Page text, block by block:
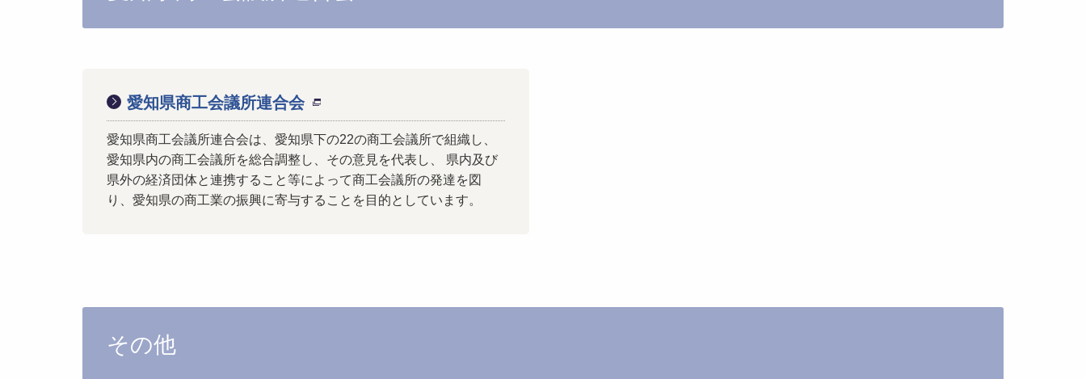
愛知県商工会議所連合会
愛知県商工会議所連合会は、愛知県下の22の商工会議所で組織し、
愛知県内の商工会議所を総合調整し、その意見を代表し、 県内及び
県外の経済団体と連携すること等によって商工会議所の発達を図
り、愛知県の商工業の振興に寄与することを目的としています。
その他